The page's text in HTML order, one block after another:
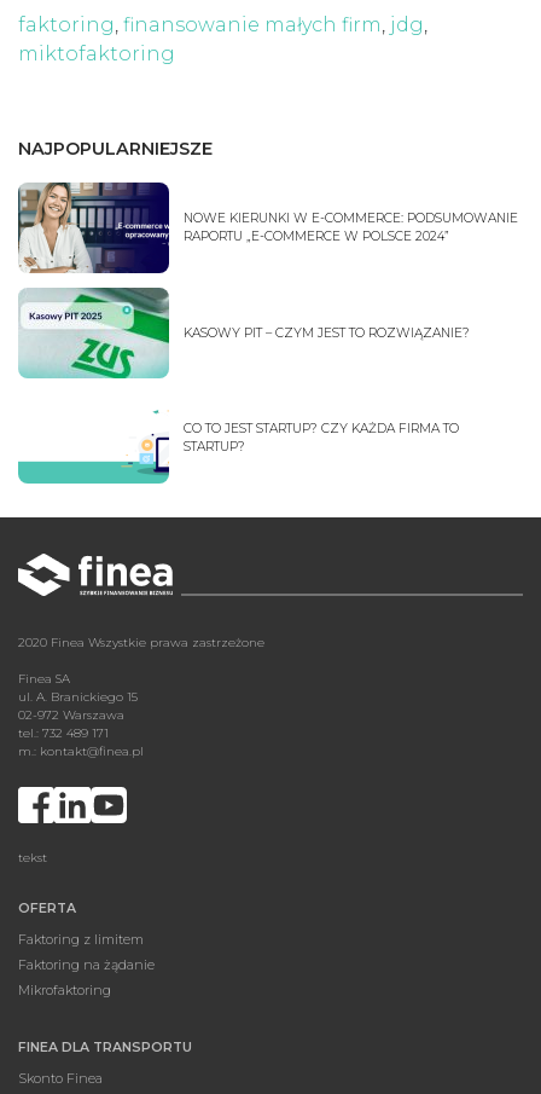
faktoring, finansowanie małych firm, jdg,
miktofaktoring
NAJPOPULARNIEJSZE
NOWE KIERUNKI W E-COMMERCE: PODSUMOWANIE
RAPORTU „E-COMMERCE W POLSCE 2024”
KASOWY PIT – CZYM JEST TO ROZWIĄZANIE?
CO TO JEST STARTUP? CZY KAŻDA FIRMA TO
STARTUP?
2020 Finea Wszystkie prawa zastrzeżone
Finea SA
ul. A. Branickiego 15
02-972 Warszawa
tel.: 732 489 171
m.: kontakt@finea.pl
tekst
OFERTA
Faktoring z limitem
Faktoring na żądanie
Mikrofaktoring
FINEA DLA TRANSPORTU
Skonto Finea